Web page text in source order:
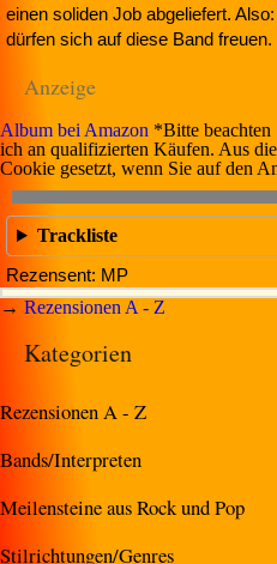
einen soliden Job abgeliefert.
dürfen sich auf diese Band freuen.
Anzeige
Album bei Amazon *Bitte beachten
ich an qualifizierten Käufen. Aus
Cookie gesetzt, wenn Sie auf den
Trackliste
Rezensent: MP
→ Rezensionen A - Z
Kategorien
Rezensionen A - Z
Bands/Interpreten
Meilensteine aus Rock und Pop
Stilrichtungen/Genres